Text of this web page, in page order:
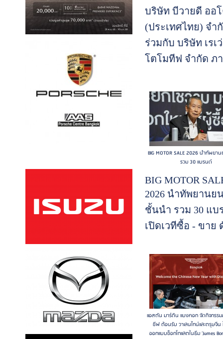
บริษัท บีวายดี ออ
(ประเทศไทย) จำ
ร่วมกับ บริษัท เรเ
โตโมทีฟ จำกัด ภ
จำหน่ายและให้บ
หลังการขายรถย
พลังงานใหม่ BYD
และ DENZA อย่า
ทางการใน
ความสำเร็จครั้งยิ่ง
ใหญ่ผ่าน 4 หมุดห
สำคัญ พร้อมเปิด
BIG MOTOR SALE 2026 นำทัพย
รวม 30 แบรนด์
BIG MOTOR
2026 นำทัพยานย
ชั้นนำ รวม 30 แบ
เปิดเวทีซื้อ - ขาย
ปีหลังให้คึกคัก 21
สิงหาคมนี้ ที่ไบเท
บางนา...(อ่านต่อ)
แอสตัน มาร์ติน แบงคอก จัดกิจกรร
ซีฟ ต้อนรับ วาเลนไทน์และตรุษจีน
ออกแบบช็อกโกแลตในธีม ‘James